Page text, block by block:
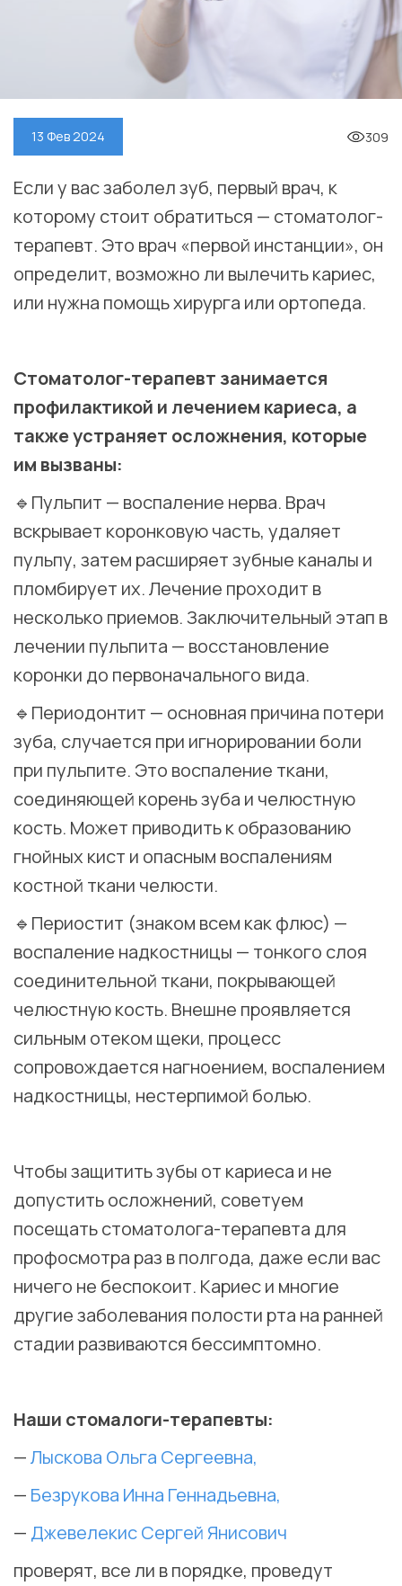
13 Фев 2024 309
Если у вас заболел зуб, первый врач, к
которому стоит обратиться — стоматолог-
терапевт. Это врач «первой инстанции», он
определит, возможно ли вылечить кариес,
или нужна помощь хирурга или ортопеда.
Стоматолог-терапевт занимается
профилактикой и лечением кариеса, а
также устраняет осложнения, которые
им вызваны:
🔹Пульпит — воспаление нерва. Врач
вскрывает коронковую часть, удаляет
пульпу, затем расширяет зубные каналы и
пломбирует их. Лечение проходит в
несколько приемов. Заключительный этап в
лечении пульпита — восстановление
коронки до первоначального вида.
🔹Периодонтит — основная причина потери
зуба, случается при игнорировании боли
при пульпите. Это воспаление ткани,
соединяющей корень зуба и челюстную
кость. Может приводить к образованию
гнойных кист и опасным воспалениям
костной ткани челюсти.
🔹Периостит (знаком всем как флюс) —
воспаление надкостницы — тонкого слоя
соединительной ткани, покрывающей
челюстную кость. Внешне проявляется
сильным отеком щеки, процесс
сопровождается нагноением, воспалением
надкостницы, нестерпимой болью.
Чтобы защитить зубы от кариеса и не
допустить осложнений, советуем
посещать стоматолога-терапевта для
профосмотра раз в полгода, даже если вас
ничего не беспокоит. Кариес и многие
другие заболевания полости рта на ранней
стадии развиваются бессимптомно.
Наши стомалоги-терапевты:
—Лыскова Ольга Сергеевна,
— Безрукова Инна Геннадьевна,
— Джевелекис Сергей Янисович
проверят, все ли в порядке, проведут